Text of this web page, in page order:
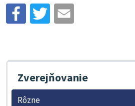
Zverejňovanie
Rôzne